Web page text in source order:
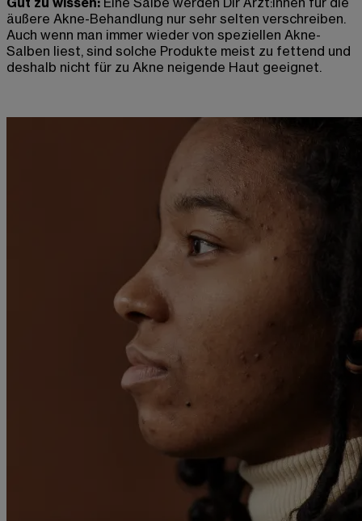
äußere Akne-Behandlung nur sehr selten verschreiben.
Auch wenn man immer wieder von speziellen Akne-
Salben liest, sind solche Produkte meist zu fettend und
deshalb nicht für zu Akne neigende Haut geeignet.